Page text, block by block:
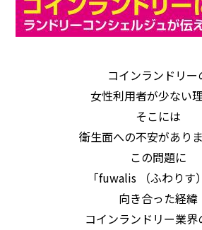
コインランドリー
女性利用者が少ない理
そこには
衛生面への不安がありま
この問題に
「fuwalis （ふわりす
向き合った経緯
コインランドリー業界